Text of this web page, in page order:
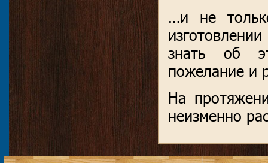
…и не
знать об
пожелание и
На
неизменно